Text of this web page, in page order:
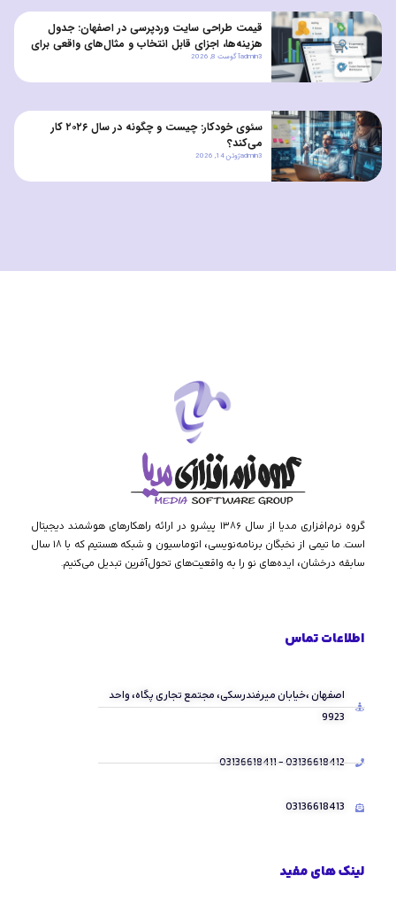
قیمت طراحی سایت وردپرسی در اصفهان: جدول
هزینه‌ها، اجزای قابل انتخاب و مثال‌های واقعی برای
کسب‌وکارهای کوچک و متوسط
admin3آگوست 8, 2026
سئوی خودکار: چیست و چگونه در سال ۲۰۲۶ کار
می‌کند؟
admin3ژوئن 14, 2026
گروه نرم‌افزاری مدیا از سال ۱۳۸۶ پیشرو در ارائه راهکارهای هوشمند دیجیتال
است. ما تیمی از نخبگان برنامه‌نویسی، اتوماسیون و شبکه هستیم که با ۱۸ سال
سابقه درخشان، ایده‌های نو را به واقعیت‌های تحول‌آفرین تبدیل می‌کنیم.
اطلاعات تماس
اصفهان ،خیابان میرفندرسکی، مجتمع تجاری پگاه، واحد
9923
03136618412 - 03136618411
03136618413
لینک های مفید